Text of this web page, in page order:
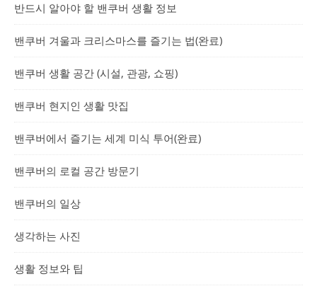
반드시 알아야 할 밴쿠버 생활 정보
밴쿠버 겨울과 크리스마스를 즐기는 법(완료)
밴쿠버 생활 공간 (시설, 관광, 쇼핑)
밴쿠버 현지인 생활 맛집
밴쿠버에서 즐기는 세계 미식 투어(완료)
밴쿠버의 로컬 공간 방문기
밴쿠버의 일상
생각하는 사진
생활 정보와 팁